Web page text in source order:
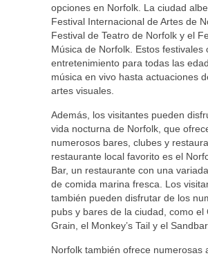
opciones en Norfolk. La ciudad
Festival Internacional de Artes de
Festival de Teatro de Norfolk y el
Música de Norfolk. Estos festivales
entretenimiento para todas las
música en vivo hasta actuaciones
artes visuales.
Además, los visitantes pueden
vida nocturna de Norfolk, que
numerosos bares, clubes y
restaurante local favorito es el
Bar, un restaurante con una
de comida marina fresca. Los
también pueden disfrutar de los
pubs y bares de la ciudad, como el
Grain, el Monkey’s Tail y el Sandbar.
Norfolk también ofrece numerosas